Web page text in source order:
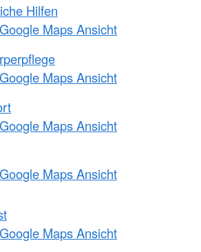
Hilfen
Maps Ansicht
Maps Ansicht
Maps Ansicht
Maps Ansicht
Maps Ansicht